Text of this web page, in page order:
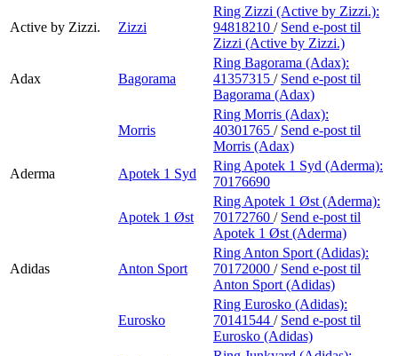
Active by Zizzi. Zizzi
Ring Zizzi (Active by Zizzi.):
94818210 / Send e-post til
Zizzi (Active by Zizzi.)
Adax Bagorama
Ring Bagorama (Adax):
41357315 / Send e-post til
Bagorama (Adax)
Morris
Ring Morris (Adax):
40301765 / Send e-post til
Morris (Adax)
Aderma
Apotek 1 Syd
Ring Apotek 1 Syd (Aderma):
70176690
Apotek 1 Øst
Ring Apotek 1 Øst (Aderma):
70172760 / Send e-post til
Apotek 1 Øst (Aderma)
Adidas Anton Sport
Ring Anton Sport (Adidas):
70172000 / Send e-post til
Anton Sport (Adidas)
Eurosko
Ring Eurosko (Adidas):
70141544 / Send e-post til
Eurosko (Adidas)